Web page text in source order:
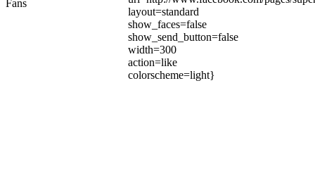
Fans
layout=standard
show_faces=false
show_send_button=false
width=300
action=like
colorscheme=light}